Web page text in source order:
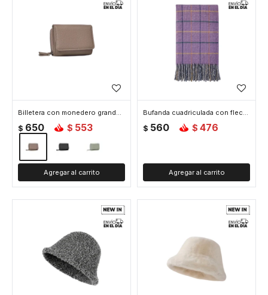
Billetera con monedero grande - 8x10x4cm - Beige
$ 650 $ 553
Bufanda cuadriculada con flecos - 58x180cm - Violeta
$ 560 $ 476